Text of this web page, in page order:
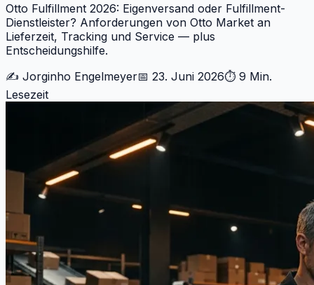
Otto Fulfillment 2026: Eigenversand oder Fulfillment-
Dienstleister? Anforderungen von Otto Market an
Lieferzeit, Tracking und Service — plus
Entscheidungshilfe.
✍️ Jorginho Engelmeyer📅 23. Juni 2026⏱ 9 Min.
Lesezeit